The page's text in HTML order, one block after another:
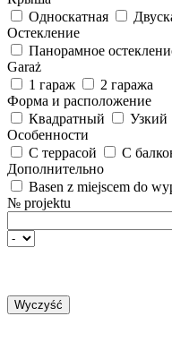
Односкатная
Остекление
Панорамное
Garaż
1 гараж
2 гаража
Форма и расположение
Квадратный
Узкий
Особенности
С террасой
С
Дополнительно
Basen z miejscem do
№ projektu